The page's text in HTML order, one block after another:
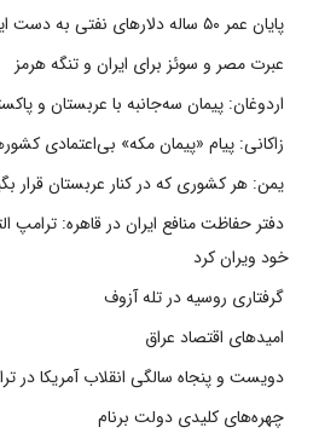
پایان عمر ۵۰ ساله دلارهای نفتی به دست ایران
عبرت مصر و سوئز برای ایران و تنگه هرمز
اردوغان: پیمان سه‌جانبه با عربستان و
زاکانی: پیام «پیمان مکه» بی‌اعتمادی
یمن: هر کشوری که در کنار عربستان قرار
دفتر حفاظت منافع ایران در قاهره: ترامپ
خود ویران کرد
گرفتاری روسیه در تله آزوف
امیدهای اقتصاد عراق
دویست و پنجاه سالگی انقلاب آمریکا در
چهره‌های کلیدی دولت برنام